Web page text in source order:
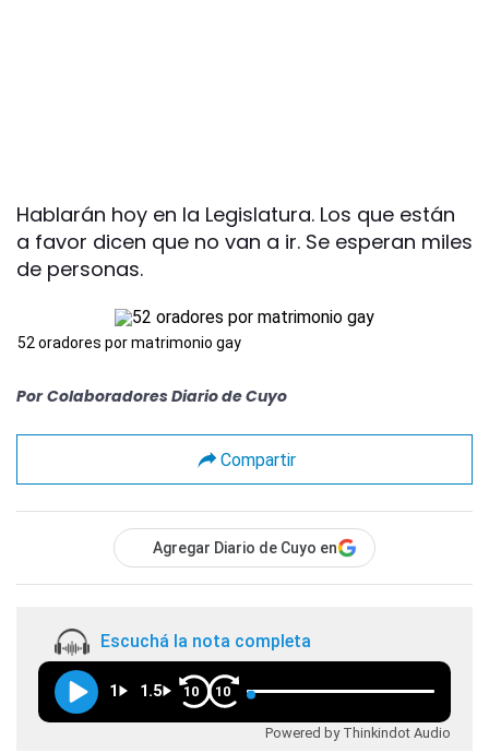
Hablarán hoy en la Legislatura. Los que están
a favor dicen que no van a ir. Se esperan miles
de personas.
52 oradores por matrimonio gay
Por Colaboradores Diario de Cuyo
Compartir
Agregar Diario de Cuyo en
Escuchá la nota completa
1 1.5 10 10
Powered by Thinkindot Audio